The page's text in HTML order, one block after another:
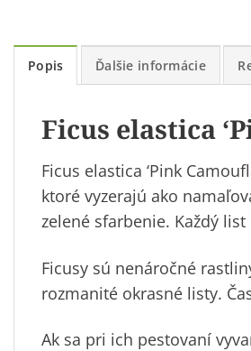
Popis Ďalšie informácie
Ficus elastica
Ficus elastica ‘Pink
ktoré vyzerajú ako
zelené sfarbenie. Každý
Ficusy sú nenáročné
rozmanité okrasné listy.
Ak sa pri ich pestovaní